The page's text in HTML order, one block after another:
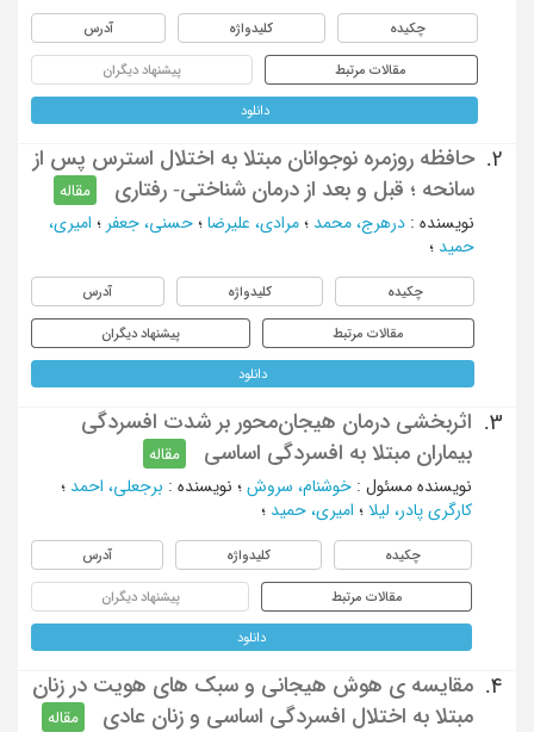
چکیده کلیدواژه آدرس
مقالات مرتبط پیشنهاد دیگران
دانلود
2.
حافظه روزمره نوجوانان مبتلا به اختلال استرس پس از
سانحه ؛ قبل و بعد از درمان شناختی- رفتاری
مقاله
نویسنده : درهرج، محمد ؛ مرادی، علیرضا ؛ حسنی، جعفر ؛ امیری،
حمید ؛
چکیده کلیدواژه آدرس
مقالات مرتبط پیشنهاد دیگران
دانلود
3.
اثربخشی درمان هیجان‌محور بر شدت افسردگی
بیماران مبتلا به افسردگی اساسی
مقاله
نویسنده مسئول : خوشنام، سروش ؛ نویسنده : برجعلی، احمد ؛
کارگری پادر، لیلا ؛ امیری، حمید ؛
چکیده کلیدواژه آدرس
مقالات مرتبط پیشنهاد دیگران
دانلود
4.
مقایسه ی هوش هیجانی و سبک های هویت در زنان
مبتلا به اختلال افسردگی اساسی و زنان عادی
مقاله